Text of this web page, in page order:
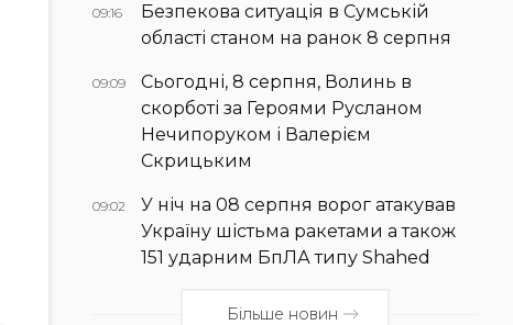
09:16
Безпекова ситуація в Сумській
області станом на ранок 8 серпня
09:09
Сьогодні, 8 серпня, Волинь в
скорботі за Героями Русланом
Нечипоруком і Валерієм
Скрицьким
09:02
У ніч на 08 серпня ворог атакував
Україну шістьма ракетами а також
151 ударним БпЛА типу Shahed
Більше новин